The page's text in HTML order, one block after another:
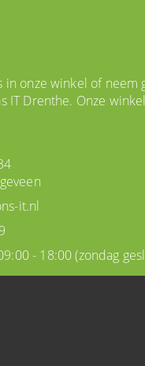
in onze winkel of
IT Drenthe. Onze
it.nl
- 18:00(zondag